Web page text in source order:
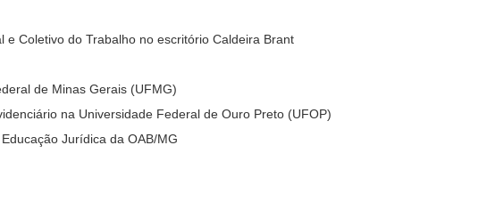
e Coletivo do Trabalho no escritório Caldeira Brant
de Minas Gerais (UFMG)
na Universidade Federal de Ouro Preto (UFOP)
Jurídica da OAB/MG